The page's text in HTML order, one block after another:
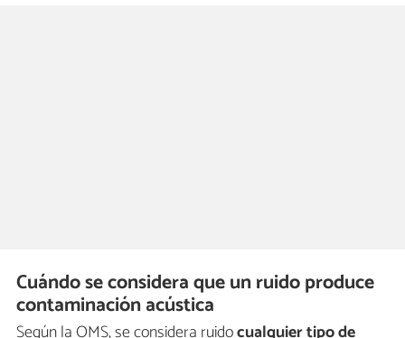
Cuándo se considera que un ruido produce
contaminación acústica